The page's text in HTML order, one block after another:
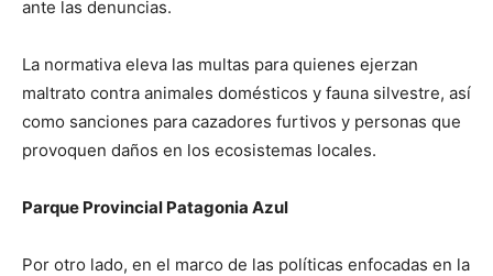
ante las denuncias.
La normativa eleva las multas para quienes ejerzan
maltrato contra animales domésticos y fauna silvestre, así
como sanciones para cazadores furtivos y personas que
provoquen daños en los ecosistemas locales.
Parque Provincial Patagonia Azul
Por otro lado, en el marco de las políticas enfocadas en la